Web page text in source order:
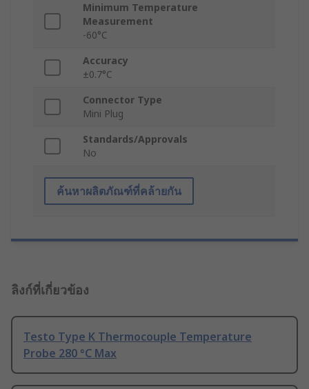
Minimum Temperature
Measurement
-60°C
Accuracy
±0.7°C
Connector Type
Mini Plug
Standards/Approvals
No
ค้นหาผลิตภัณฑ์ที่คล้ายกัน
ลิงก์ที่เกี่ยวข้อง
Testo Type K Thermocouple Temperature
Probe 280 °C Max